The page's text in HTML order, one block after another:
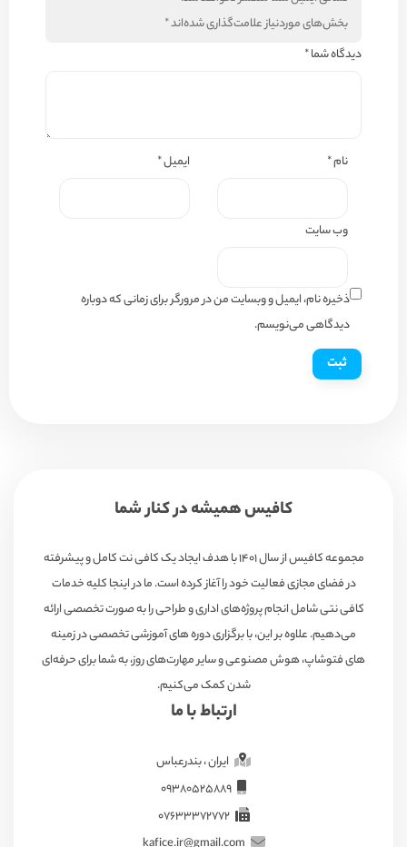
بخش‌های موردنیاز علامت‌گذاری شده‌اند*
دیدگاه شما*
نام* ایمیل*
وب‌ سایت
ذخیره نام، ایمیل و وبسایت من در مرورگر برای زمانی که دوباره
دیدگاهی می‌نویسم.
کافیس همیشه در کنار شما
مجموعه کافیس از سال ۱۴۰۱ با هدف ایجاد یک کافی نت کامل و پیشرفته
در فضای مجازی فعالیت خود را آغاز کرده است. ما در اینجا کلیه خدمات
کافی نتی شامل انجام پروژه‌های اداری و طراحی را به صورت تخصصی ارائه
می‌دهیم. علاوه بر این، با برگزاری دوره های آموزشی تخصصی در زمینه
های فتوشاپ، هوش مصنوعی و سایر مهارت‌های روز، به شما برای حرفه‌ای
شدن کمک می‌کنیم.
ارتباط با ما
ایران ، بندرعباس
07633372772